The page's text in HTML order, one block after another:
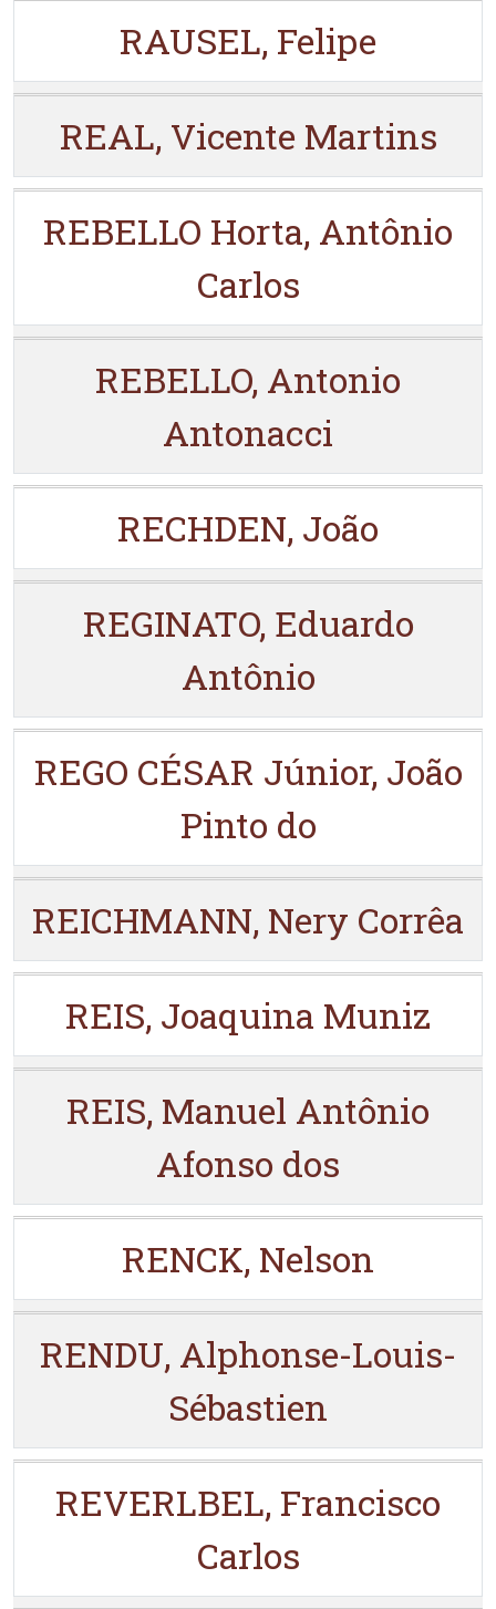
RAUSEL, Felipe
REAL, Vicente Martins
REBELLO Horta, Antônio
Carlos
REBELLO, Antonio
Antonacci
RECHDEN, João
REGINATO, Eduardo
Antônio
REGO CÉSAR Júnior, João
Pinto do
REICHMANN, Nery Corrêa
REIS, Joaquina Muniz
REIS, Manuel Antônio
Afonso dos
RENCK, Nelson
RENDU, Alphonse-Louis-
Sébastien
REVERLBEL, Francisco
Carlos